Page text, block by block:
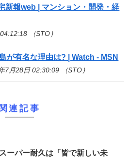
新報web | マンション・開発・経
（STO）
が有名な理由は? | Watch - MSN
7月28日 02:30:09 （STO）
関連記事
スーパー耐久は「皆で新しい未